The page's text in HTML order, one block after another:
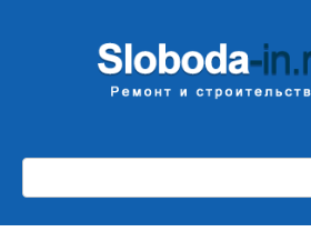
Поиск: